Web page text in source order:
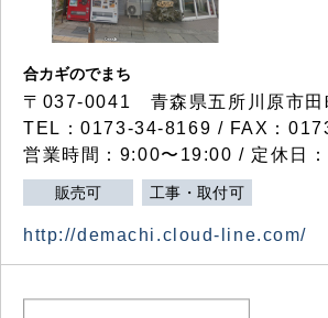
合カギのでまち
〒037-0041 青森県五所川原市田
TEL：0173-34-8169 / FAX：
営業時間：9:00〜19:00 / 定休日：
販売可 工事・取付可
http://demachi.cloud-line.com/